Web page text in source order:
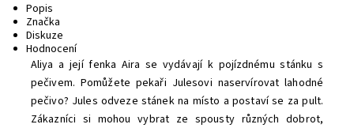
Popis
Značka
Diskuze
Hodnocení
Aliya a její fenka Aira se vydávají k pojízdnému stánku s
pečivem. Pomůžete pekaři Julesovi naservírovat lahodné
pečivo? Jules odveze stánek na místo a postaví se za pult.
Zákazníci si mohou vybrat ze spousty různých dobrot,